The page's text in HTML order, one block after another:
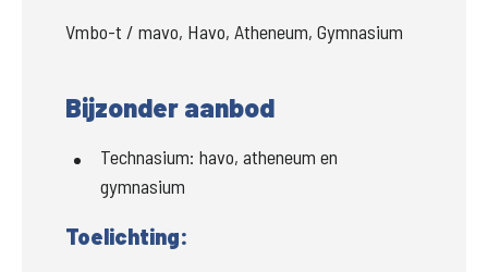
Vmbo-t / mavo, Havo, Atheneum, Gymnasium
Bijzonder aanbod
Technasium: havo, atheneum en
gymnasium
Toelichting: